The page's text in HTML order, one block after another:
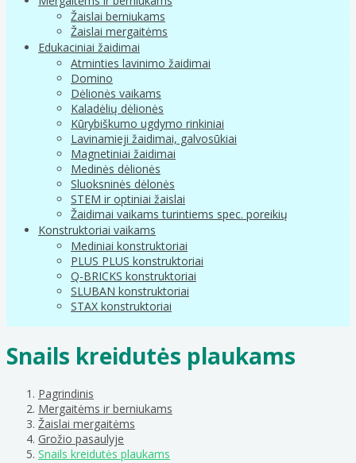
Žaislai berniukams
Žaislai mergaitėms
Edukaciniai žaidimai
Atminties lavinimo žaidimai
Domino
Dėlionės vaikams
Kaladėlių dėlionės
Kūrybiškumo ugdymo rinkiniai
Lavinamieji žaidimai, galvosūkiai
Magnetiniai žaidimai
Medinės dėlionės
Sluoksninės dėlonės
STEM ir optiniai žaislai
Žaidimai vaikams turintiems spec. poreikių
Konstruktoriai vaikams
Mediniai konstruktoriai
PLUS PLUS konstruktoriai
Q-BRICKS konstruktoriai
SLUBAN konstruktoriai
STAX konstruktoriai
Snails kreidutės plaukams
Pagrindinis
Mergaitėms ir berniukams
Žaislai mergaitėms
Grožio pasaulyje
Snails kreidutės plaukams